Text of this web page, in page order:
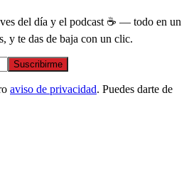
del día y el podcast ☕ — todo en un
y te das de baja con un clic.
Suscribirme
aviso de privacidad. Puedes darte de